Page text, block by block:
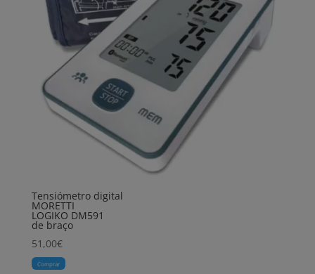
Tensiómetro digital
MORETTI
LOGIKO DM591
de braço
51,00€
Comprar